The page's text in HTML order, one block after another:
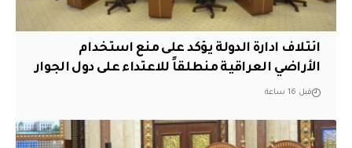
ائتلاف ادارة الدولة يؤكد على منع استخدام
الأراضي العراقية منطلقاً للاعتداء على دول الجوار
قبل 16 ساعة